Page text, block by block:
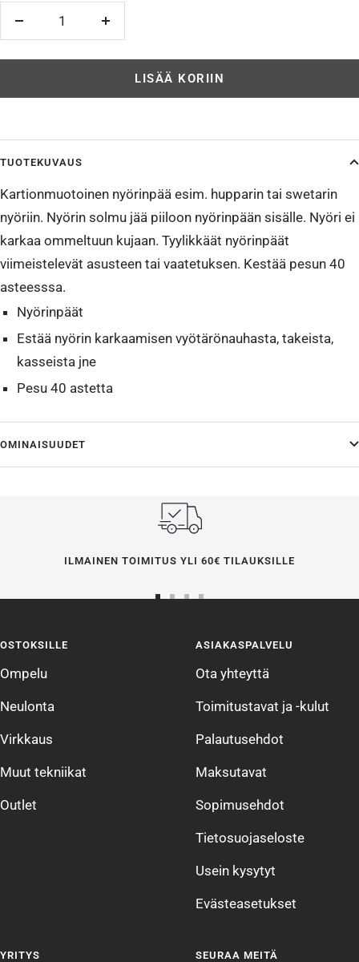
Vähennä
LISÄÄ KORIIN
TUOTEKUVAUS
Kartionmuotoinen nyörinpää esim. hupparin tai swetarin
nyöriin. Nyörin solmu jää piiloon nyörinpään sisälle. Nyöri ei
karkaa ommeltuun kujaan. Tyylikkäät nyörinpäät
viimeistelevät asusteen tai vaatetuksen. Kestää pesun 40
asteesssa.
Nyörinpäät
Estää nyörin karkaamisen vyötärönauhasta, takeista,
kasseista jne
Pesu 40 astetta
OMINAISUUDET
ILMAINEN TOIMITUS YLI 60€ TILAUKSILLE
4
OSTOKSILLE
Ompelu
Neulonta
Virkkaus
Muut tekniikat
Outlet
ASIAKASPALVELU
Ota yhteyttä
Toimitustavat ja -kulut
Palautusehdot
Maksutavat
Sopimusehdot
Tietosuojaseloste
Usein kysytyt
Evästeasetukset
YRITYS SEURAA MEITÄ